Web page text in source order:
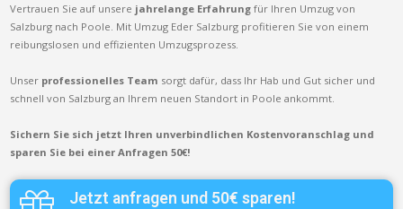
Vertrauen Sie auf unsere jahrelange Erfahrung für Ihren Umzug von
Salzburg nach Poole. Mit Umzug Eder Salzburg profitieren Sie von einem
reibungslosen und effizienten Umzugsprozess.
Unser professionelles Team sorgt dafür, dass Ihr Hab und Gut sicher und
schnell von Salzburg an Ihrem neuen Standort in Poole ankommt.
Sichern Sie sich jetzt Ihren unverbindlichen Kostenvoranschlag und
sparen Sie bei einer Anfragen 50€!
Jetzt anfragen und 50€ sparen!